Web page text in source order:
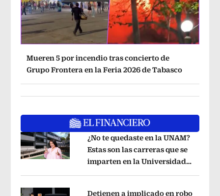
Mueren 5 por incendio tras concierto de
Grupo Frontera en la Feria 2026 de Tabasco
Opens in new window
¿No te quedaste en la UNAM?
Estas son las carreras que se
imparten en la Universidad
Detienen a implicado en robo